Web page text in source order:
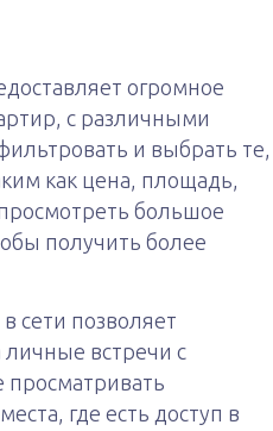
огромное
с различными
и выбрать те,
как цена, площадь,
большое
получить более
сети позволяет
личные встречи с
где есть доступ в